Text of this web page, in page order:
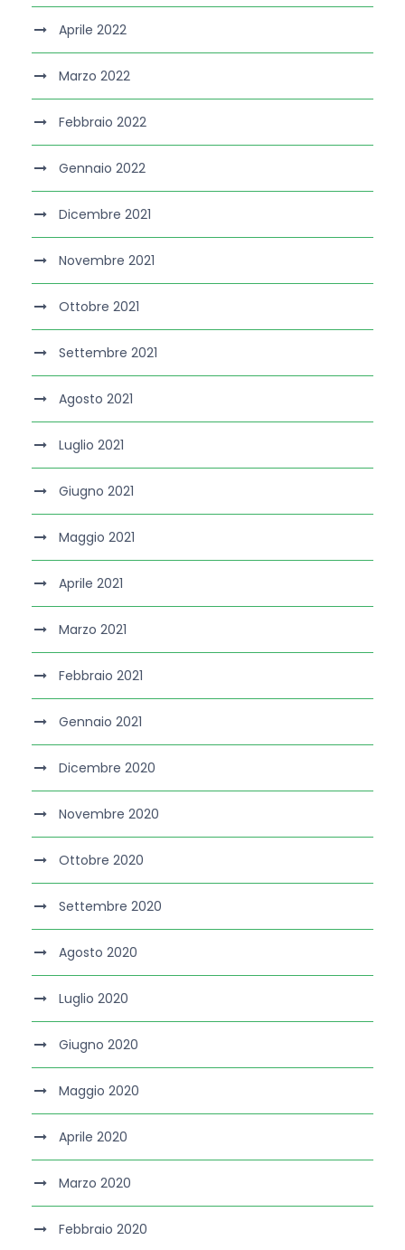
Aprile 2022
Marzo 2022
Febbraio 2022
Gennaio 2022
Dicembre 2021
Novembre 2021
Ottobre 2021
Settembre 2021
Agosto 2021
Luglio 2021
Giugno 2021
Maggio 2021
Aprile 2021
Marzo 2021
Febbraio 2021
Gennaio 2021
Dicembre 2020
Novembre 2020
Ottobre 2020
Settembre 2020
Agosto 2020
Luglio 2020
Giugno 2020
Maggio 2020
Aprile 2020
Marzo 2020
Febbraio 2020